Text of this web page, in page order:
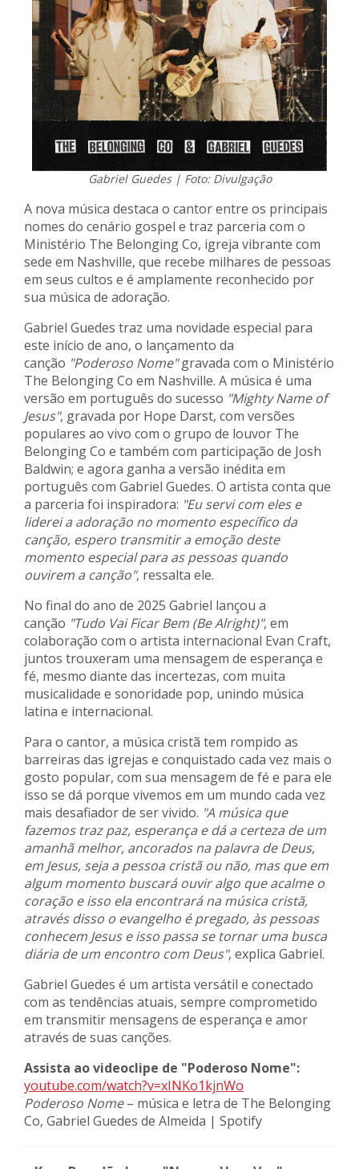
Gabriel Guedes | Foto: Divulgação
A nova música destaca o cantor entre os principais
nomes do cenário gospel e traz parceria com o
Ministério The Belonging Co, igreja vibrante com
sede em Nashville, que recebe milhares de pessoas
em seus cultos e é amplamente reconhecido por
sua música de adoração.
Gabriel Guedes traz uma novidade especial para
este início de ano, o lançamento da
canção "Poderoso Nome"gravada com o Ministério
The Belonging Co em Nashville. A música é uma
versão em português do sucesso "Mighty Name of
Jesus", gravada por Hope Darst, com versões
populares ao vivo com o grupo de louvor The
Belonging Co e também com participação de Josh
Baldwin; e agora ganha a versão inédita em
português com Gabriel Guedes. O artista conta que
a parceria foi inspiradora: "Eu servi com eles e
liderei a adoração no momento específico da
canção, espero transmitir a emoção deste
momento especial para as pessoas quando
ouvirem a canção", ressalta ele.
No final do ano de 2025 Gabriel lançou a
canção "Tudo Vai Ficar Bem (Be Alright)", em
colaboração com o artista internacional Evan Craft,
juntos trouxeram uma mensagem de esperança e
fé, mesmo diante das incertezas, com muita
musicalidade e sonoridade pop, unindo música
latina e internacional.
Para o cantor, a música cristã tem rompido as
barreiras das igrejas e conquistado cada vez mais o
gosto popular, com sua mensagem de fé e para ele
isso se dá porque vivemos em um mundo cada vez
mais desafiador de ser vivido. "A música que
fazemos traz paz, esperança e dá a certeza de um
amanhã melhor, ancorados na palavra de Deus,
em Jesus, seja a pessoa cristã ou não, mas que em
algum momento buscará ouvir algo que acalme o
coração e isso ela encontrará na música cristã,
através disso o evangelho é pregado, às pessoas
conhecem Jesus e isso passa se tornar uma busca
diária de um encontro com Deus", explica Gabriel.
Gabriel Guedes é um artista versátil e conectado
com as tendências atuais, sempre comprometido
em transmitir mensagens de esperança e amor
através de suas canções.
Assista ao videoclipe de "Poderoso Nome":
youtube.com/watch?v=xINKo1kjnWo
Poderoso Nome– música e letra de The Belonging
Co, Gabriel Guedes de Almeida | Spotify